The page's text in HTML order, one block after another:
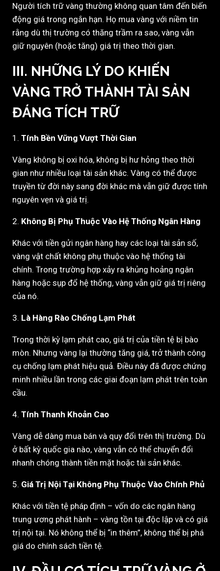
Người tích trữ vàng thường không quan tâm đến biến
động giá trong ngắn hạn. Họ mua vàng với niềm tin
rằng dù thị trường có thăng trầm ra sao, vàng vẫn
giữ nguyên (hoặc tăng) giá trị theo thời gian.
III. NHỮNG LÝ DO KHIẾN
VÀNG TRỞ THÀNH TÀI SẢN
ĐÁNG TÍCH TRỮ
1. Tính Bền Vững Vượt Thời Gian
Vàng không bị oxi hóa, không bị hư hỏng theo thời
gian như nhiều loại tài sản khác. Vàng có thể được
truyền từ đời này sang đời khác mà vẫn giữ được tính
nguyên vẹn và giá trị.
2. Không Bị Phụ Thuộc Vào Hệ Thống Ngân Hàng
Khác với tiền gửi ngân hàng hay các loại tài sản số,
vàng vật chất không phụ thuộc vào hệ thống tài
chính. Trong trường hợp xảy ra khủng hoảng ngân
hàng hoặc sụp đổ hệ thống, vàng vẫn giữ giá trị riêng
của nó.
3. Là Hàng Rào Chống Lạm Phát
Trong thời kỳ lạm phát cao, giá trị của tiền tệ bị bào
mòn. Nhưng vàng lại thường tăng giá, trở thành công
cụ chống lạm phát hiệu quả. Điều này đã được chứng
minh nhiều lần trong các giai đoạn lạm phát trên toàn
cầu.
4. Tính Thanh Khoản Cao
Vàng dễ dàng mua bán và quy đổi trên thị trường. Dù
ở bất kỳ quốc gia nào, vàng vẫn có thể chuyển đổi
nhanh chóng thành tiền mặt hoặc tài sản khác.
5. Giá Trị Nội Tại Không Phụ Thuộc Vào Chính Phủ
Khác với tiền tệ pháp định – vốn do các ngân hàng
trung ương phát hành – vàng tồn tại độc lập và có giá
trị nội tại. Nó không thể bị “in thêm”, không thể bị phá
giá do chính sách tiền tệ.